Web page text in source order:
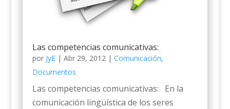
Las competencias comunicativas:
por JyE| Abr 29, 2012| Comunicación,
Documentos
Las competencias comunicativas: En la
comunicación lingüística de los seres